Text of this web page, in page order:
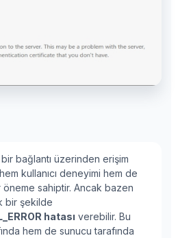
bağlantı üzerinden erişim
kullanıcı deneyimi hem de
öneme sahiptir. Ancak bazen
bir şekilde
hatası verebilir. Bu
hem de sunucu tarafında